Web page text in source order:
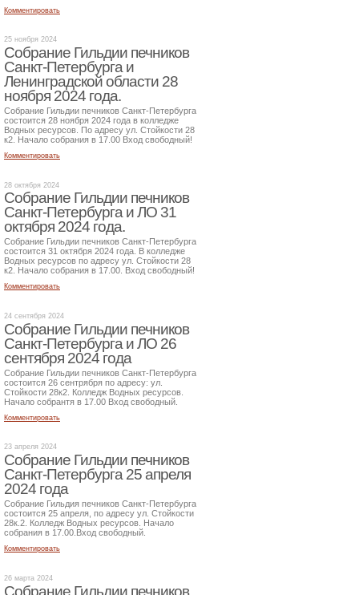
Комментировать
25 ноября 2024
Собрание Гильдии печников
Санкт-Петербурга и
Ленинградской области 28
ноября 2024 года.
Собрание Гильдии печников Санкт-Петербурга
состоится 28 ноября 2024 года в колледже
Водных ресурсов. По адресу ул. Стойкости 28
к2. Начало собрания в 17.00 Вход свободный!
Комментировать
28 октября 2024
Собрание Гильдии печников
Санкт-Петербурга и ЛО 31
октября 2024 года.
Собрание Гильдии печников Санкт-Петербурга
состоится 31 октября 2024 года. В колледже
Водных ресурсов по адресу ул. Стойкости 28
к2. Начало собрания в 17.00. Вход свободный!
Комментировать
24 сентября 2024
Собрание Гильдии печников
Санкт-Петербурга и ЛО 26
сентября 2024 года
Собрание Гильдии печников Санкт-Петербурга
состоится 26 сентрября по адресу: ул.
Стойкости 28к2. Колледж Водных ресурсов.
Начало собрантя в 17.00 Вход свободный.
Комментировать
23 апреля 2024
Собрание Гильдии печников
Санкт-Петербурга 25 апреля
2024 года
Собрание Гильдия печников Санкт-Петербурга
состоится 25 апреля, по адресу ул. Стойкости
28к.2. Колледж Водных ресурсов. Начало
собрания в 17.00.Вход свободный.
Комментировать
26 марта 2024
Собрание Гильдии печников